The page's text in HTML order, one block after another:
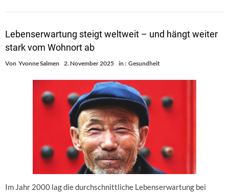
Lebenserwartung steigt weltweit – und hängt weiter
stark vom Wohnort ab
Von Yvonne Salmen 2. November 2025 in : Gesundheit
Im Jahr 2000 lag die durchschnittliche Lebenserwartung bei